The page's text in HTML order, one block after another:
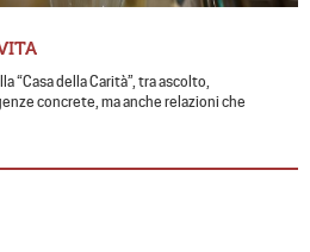
“Casa della Carità”, tra ascolto,
concrete, ma anche relazioni che